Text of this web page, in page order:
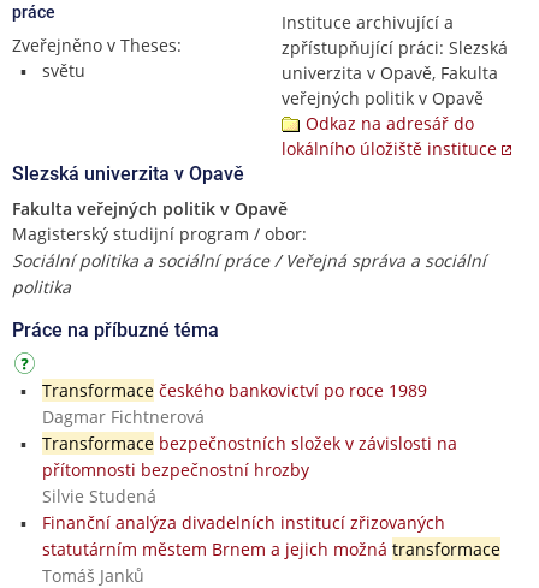
práce
Zveřejněno v Theses:
světu
Instituce archivující a
zpřístupňující práci: Slezská
univerzita v Opavě, Fakulta
veřejných politik v Opavě
Odkaz na adresář do
lokálního úložiště instituce
Slezská univerzita v Opavě
Fakulta veřejných politik v Opavě
Magisterský studijní program / obor:
Sociální politika a sociální práce / Veřejná správa a sociální
politika
Práce na příbuzné téma
Transformacečeského bankovictví po roce 1989
Dagmar Fichtnerová
Transformacebezpečnostních složek v závislosti na
přítomnosti bezpečnostní hrozby
Silvie Studená
Finanční analýza divadelních institucí zřizovaných
statutárním městem Brnem a jejich možná transformace
Tomáš Janků